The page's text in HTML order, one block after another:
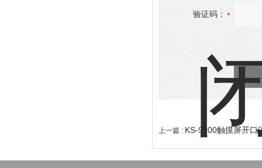
验证码：
上一篇 : KS-9000触摸屏开口